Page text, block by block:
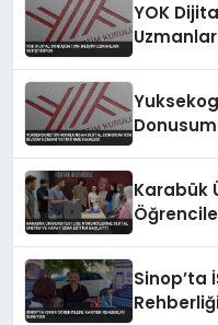
YOK
Karabük
Sinop’ta